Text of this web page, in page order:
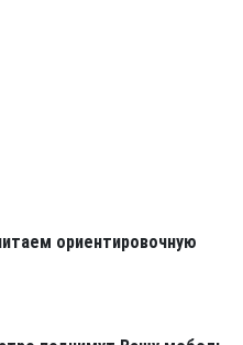
ориентировочную